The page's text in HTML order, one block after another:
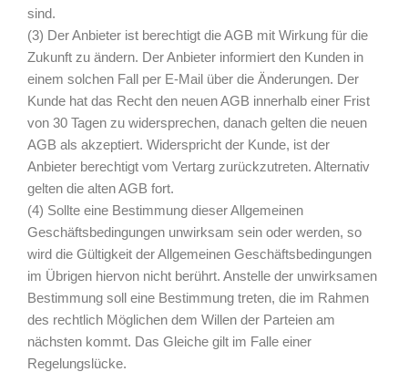
sind.
(3) Der Anbieter ist berechtigt die AGB mit Wirkung für die
Zukunft zu ändern. Der Anbieter informiert den Kunden in
einem solchen Fall per E-Mail über die Änderungen. Der
Kunde hat das Recht den neuen AGB innerhalb einer Frist
von 30 Tagen zu widersprechen, danach gelten die neuen
AGB als akzeptiert. Widerspricht der Kunde, ist der
Anbieter berechtigt vom Vertarg zurückzutreten. Alternativ
gelten die alten AGB fort.
(4) Sollte eine Bestimmung dieser Allgemeinen
Geschäftsbedingungen unwirksam sein oder werden, so
wird die Gültigkeit der Allgemeinen Geschäftsbedingungen
im Übrigen hiervon nicht berührt. Anstelle der unwirksamen
Bestimmung soll eine Bestimmung treten, die im Rahmen
des rechtlich Möglichen dem Willen der Parteien am
nächsten kommt. Das Gleiche gilt im Falle einer
Regelungslücke.